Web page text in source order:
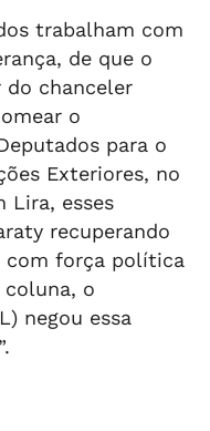
trabalham com
de que o
do chanceler
o
para o
Exteriores, no
Lira, esses
recuperando
força política
coluna, o
negou essa